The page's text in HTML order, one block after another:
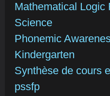
Mathematical Logic
Science
Phonemic
Kindergarten
Synthèse de cours
pssfp